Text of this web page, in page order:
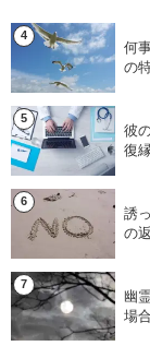
何
の
彼
復
誘
の
幽
場